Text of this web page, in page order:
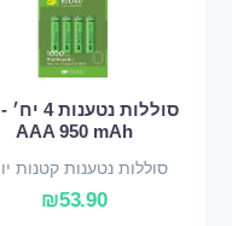
AAA 950 mAh
סוללות נטענות קטנות
₪53.90